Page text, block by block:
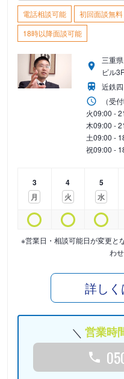
電話相談可能 初回面談無料
18時以降面談可能
三重
ビル3F
近鉄
（受
火09:00 -
木09:00 -
土09:00 -
祝09:00 -
3
月
4
火
5
水
※営業日・相談可能日が変更と
わ
詳しく
営業時